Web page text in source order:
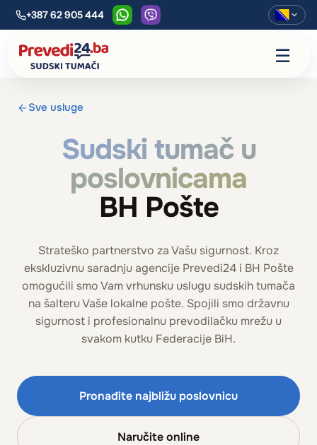
+387 62 905 444
WhatsApp
Viber
☰
Sve usluge
Sudski tumač u
poslovnicama
BH Pošte
Strateško partnerstvo za Vašu sigurnost. Kroz
ekskluzivnu saradnju agencije Prevedi24 i BH Pošte
omogućili smo Vam vrhunsku uslugu sudskih tumača
na šalteru Vaše lokalne pošte. Spojili smo državnu
sigurnost i profesionalnu prevodilačku mrežu u
svakom kutku Federacije BiH.
Pronađite najbližu poslovnicu
Naručite online